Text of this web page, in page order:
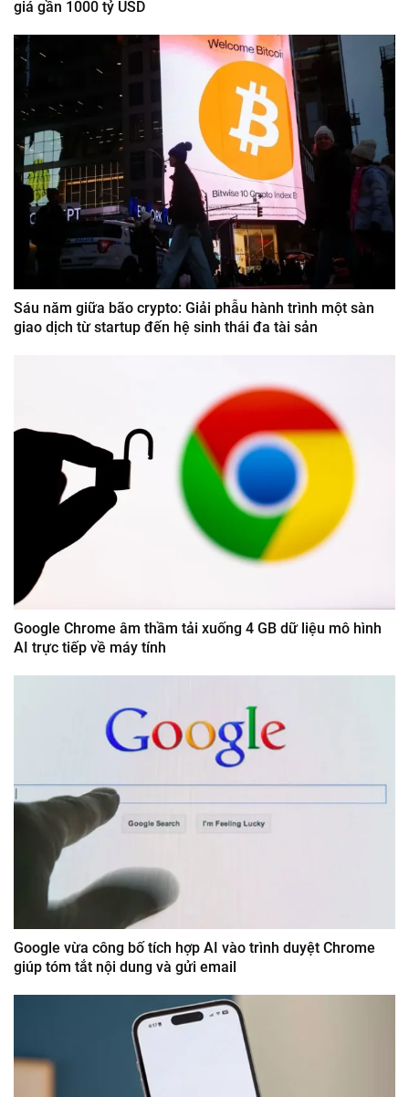
giá gần 1000 tỷ USD
Sáu năm giữa bão crypto: Giải phẫu hành trình một sàn
giao dịch từ startup đến hệ sinh thái đa tài sản
Google Chrome âm thầm tải xuống 4 GB dữ liệu mô hình
AI trực tiếp về máy tính
Google vừa công bố tích hợp AI vào trình duyệt Chrome
giúp tóm tắt nội dung và gửi email